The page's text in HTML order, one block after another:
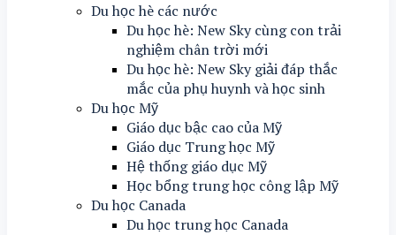
Du học hè các nước
Du học hè: New Sky cùng con trải
nghiệm chân trời mới
Du học hè: New Sky giải đáp thắc
mắc của phụ huynh và học sinh
Du học Mỹ
Giáo dục bậc cao của Mỹ
Giáo dục Trung học Mỹ
Hệ thống giáo dục Mỹ
Học bổng trung học công lập Mỹ
Du học Canada
Du học trung học Canada